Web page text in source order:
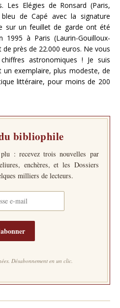
Les Elégies de Ronsard (Paris,
de Capé avec la signature
sur un feuillet de garde ont été
1995 à Paris (Laurin-Gouilloux-
près de 22.000 euros. Ne vous
astronomiques ! Je suis
un exemplaire, plus modeste, de
littéraire, pour moins de 200
bibliophile
: recevez trois nouvelles par
enchères, et les Dossiers
milliers de lecteurs.
Désabonnement en un clic.